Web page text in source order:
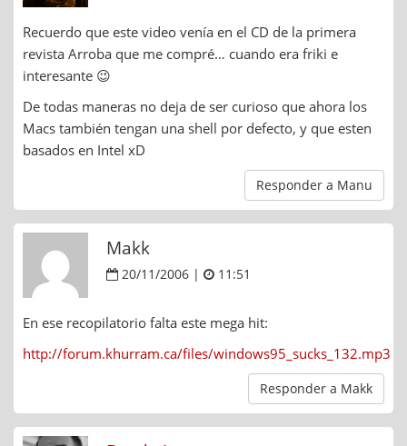
Recuerdo que este video venía en el CD de la primera
revista Arroba que me compré… cuando era friki e
interesante 😉
De todas maneras no deja de ser curioso que ahora los
Macs también tengan una shell por defecto, y que esten
basados en Intel xD
Responder a Manu
Makk
20/11/2006 | 11:51
En ese recopilatorio falta este mega hit:
http://forum.khurram.ca/files/windows95_sucks_132.mp3
Responder a Makk